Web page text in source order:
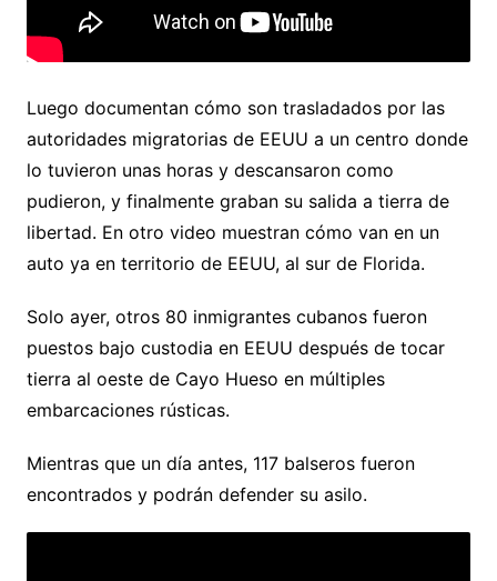
Luego documentan cómo son trasladados por las
autoridades migratorias de EEUU a un centro donde
lo tuvieron unas horas y descansaron como
pudieron, y finalmente graban su salida a tierra de
libertad. En otro video muestran cómo van en un
auto ya en territorio de EEUU, al sur de Florida.
Solo ayer, otros 80 inmigrantes cubanos fueron
puestos bajo custodia en EEUU después de tocar
tierra al oeste de Cayo Hueso en múltiples
embarcaciones rústicas.
Mientras que un día antes, 117 balseros fueron
encontrados y podrán defender su asilo.